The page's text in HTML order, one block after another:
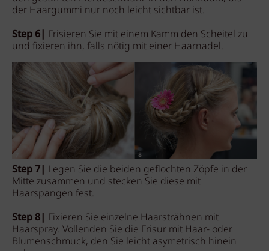
der Haargummi nur noch leicht sichtbar ist.
Step 6| Frisieren Sie mit einem Kamm den Scheitel zu
und fixieren ihn, falls nötig mit einer Haarnadel.
Step 7| Legen Sie die beiden geflochten Zöpfe in der
Mitte zusammen und stecken Sie diese mit
Haarspangen fest.
Step 8| Fixieren Sie einzelne Haarsträhnen mit
Haarspray. Vollenden Sie die Frisur mit Haar- oder
Blumenschmuck, den Sie leicht asymetrisch hinein